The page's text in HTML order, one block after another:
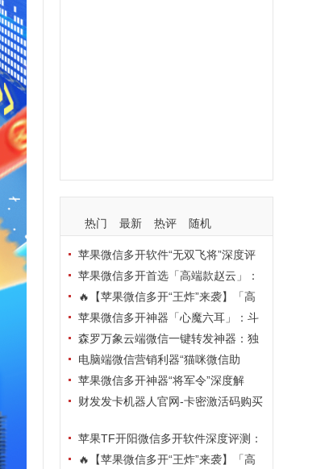
热门 最新 热评 随机
苹果微信多开软件“无双飞将”深度评
测：TF正式码+7天退换，拍拍卡激活
码商城正品保障
苹果微信多开首选「高端款赵云」：
TF正式码+斗战神8073包，7天退换认
准拍拍卡激活码商城
🔥【苹果微信多开“王炸”来袭】「高
端地狱火」—— TF正式码+斗战神807
3包，7天退换，安全防封，多开自由触
手可及！
苹果微信多开神器「心魔六耳」：斗
战神8073包+7天退换，认准拍拍卡激
活码商城
森罗万象云端微信一键转发神器：独
家源码·安全防封·月卡季卡半年卡年卡
授权，7天无理由退换！
电脑端微信营销利器“猫咪微信助
手”深度评测：7大模块功能全解析，多
卡种授权灵活选
苹果微信多开神器“将军令”深度解
析：8073版本包+TF外侧码，微商营销
财发发卡机器人官网-卡密激活码购买
换苹果TF开阳微信多开软件深度评测：
凡尔赛8069包功能全解析，TestFlight
🔥【苹果微信多开“王炸”来袭】「高